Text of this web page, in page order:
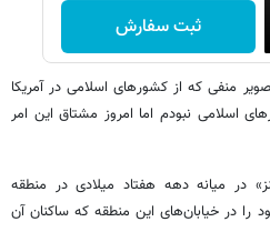
ثبت سفارش
منفی که از کشورهای اسلامی در آمریکا
اسلامی نبودم اما امروز مشتاق این امر
در میانه دهه هفتاد میلادی در منطقه
را در خیابان‌های این منطقه که ساکنان آن